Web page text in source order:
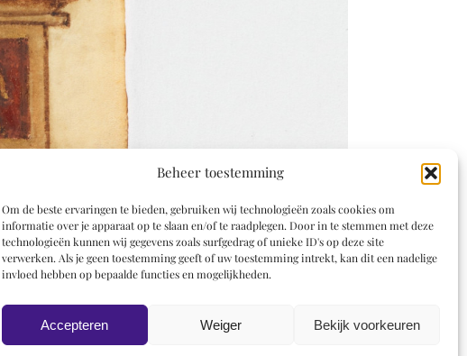
Beheer toestemming
Om de beste ervaringen te bieden, gebruiken wij technologieën zoals cookies om
informatie over je apparaat op te slaan en/of te raadplegen. Door in te stemmen met deze
technologieën kunnen wij gegevens zoals surfgedrag of unieke ID's op deze site
verwerken. Als je geen toestemming geeft of uw toestemming intrekt, kan dit een nadelige
invloed hebben op bepaalde functies en mogelijkheden.
Accepteren Weiger Bekijk voorkeuren